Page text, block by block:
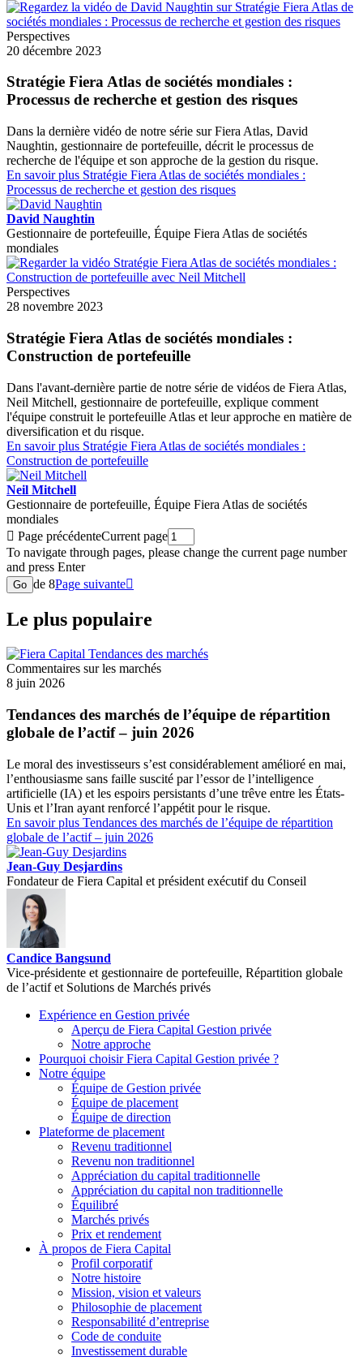
Perspectives
20 décembre 2023
Stratégie Fiera Atlas de sociétés mondiales :
Processus de recherche et gestion des risques
Dans la dernière vidéo de notre série sur Fiera Atlas, David
Naughtin, gestionnaire de portefeuille, décrit le processus de
recherche de l'équipe et son approche de la gestion du risque.
En savoir plus Stratégie Fiera Atlas de sociétés mondiales :
Processus de recherche et gestion des risques
David Naughtin
Gestionnaire de portefeuille, Équipe Fiera Atlas de sociétés
mondiales
Perspectives
28 novembre 2023
Stratégie Fiera Atlas de sociétés mondiales :
Construction de portefeuille
Dans l'avant-dernière partie de notre série de vidéos de Fiera Atlas,
Neil Mitchell, gestionnaire de portefeuille, explique comment
l'équipe construit le portefeuille Atlas et leur approche en matière de
diversification et du risque.
En savoir plus Stratégie Fiera Atlas de sociétés mondiales :
Construction de portefeuille
Neil Mitchell
Gestionnaire de portefeuille, Équipe Fiera Atlas de sociétés
mondiales
 Page précédenteCurrent page
To navigate through pages, please change the current page number
and press Enter
Go de 8Page suivante
Le plus populaire
Commentaires sur les marchés
8 juin 2026
Tendances des marchés de l’équipe de répartition
globale de l’actif – juin 2026
Le moral des investisseurs s’est considérablement amélioré en mai,
l’enthousiasme sans faille suscité par l’essor de l’intelligence
artificielle (IA) et les espoirs persistants d’une trêve entre les États-
Unis et l’Iran ayant renforcé l’appétit pour le risque.
En savoir plus Tendances des marchés de l’équipe de répartition
globale de l’actif – juin 2026
Jean-Guy Desjardins
Fondateur de Fiera Capital et président exécutif du Conseil
Candice Bangsund
Vice-présidente et gestionnaire de portefeuille, Répartition globale
de l’actif et Solutions de Marchés privés
Expérience en Gestion privée
Aperçu de Fiera Capital Gestion privée
Notre approche
Pourquoi choisirFiera Capital Gestion privée ?
Notre équipe
Équipe de Gestion privée
Équipe de placement
Équipe de direction
Plateforme de placement
Revenu traditionnel
Revenu non traditionnel
Appréciation du capital traditionnelle
Appréciation du capital non traditionnelle
Équilibré
Marchés privés
Prix et rendement
À propos de Fiera Capital
Profil corporatif
Notre histoire
Mission, vision et valeurs
Philosophie de placement
Responsabilité d’entreprise
Code de conduite
Investissement durable